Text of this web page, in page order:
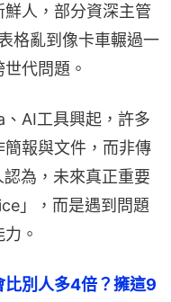
人，部分資深主管
格亂到像卡車輾過一
代問題。
AI工具興起，許多
報與文件，而非傳
為，未來真正重要
」，而是遇到問題
。
比別人多4倍？擁這9